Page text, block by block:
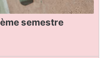
semestre